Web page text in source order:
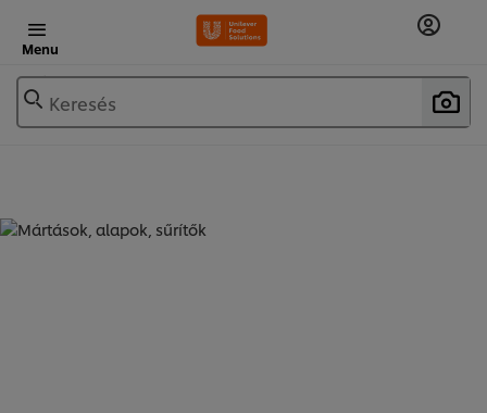
Menu
Keresés